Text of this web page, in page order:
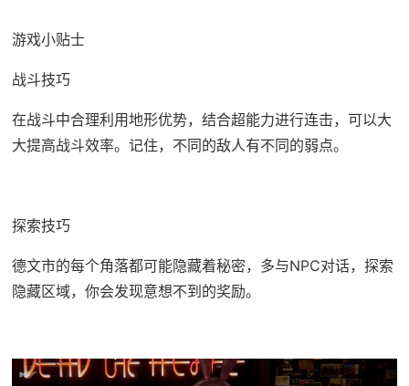
游戏小贴士
战斗技巧
在战斗中合理利用地形优势，结合超能力进行连击，可以大
大提高战斗效率。记住，不同的敌人有不同的弱点。
探索技巧
德文市的每个角落都可能隐藏着秘密，多与NPC对话，探索
隐藏区域，你会发现意想不到的奖励。